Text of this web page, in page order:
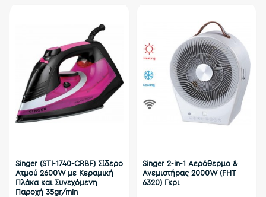
Singer (STI-1740-CRBF) Σίδερο
Ατμού 2600W με Κεραμική
Πλάκα και Συνεχόμενη
Παροχή 35gr/min
Singer 2-in-1 Αερόθερμο &
Ανεμιστήρας 2000W (FHT
6320) Γκρι